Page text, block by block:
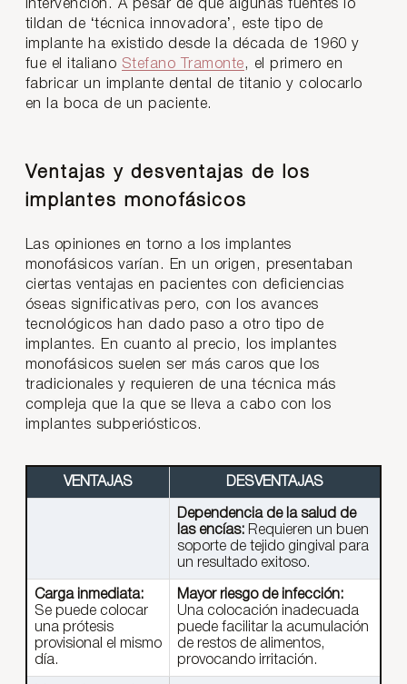
intervención. A pesar de que algunas fuentes lo
tildan de ‘técnica innovadora’, este tipo de
implante ha existido desde la década de 1960 y
fue el italiano Stefano Tramonte , el primero en
fabricar un implante dental de titanio y colocarlo
en la boca de un paciente.
Ventajas y desventajas de los
implantes monofásicos
Las opiniones en torno a los implantes
monofásicos varían. En un origen, presentaban
ciertas ventajas en pacientes con deficiencias
óseas significativas pero, con los avances
tecnológicos han dado paso a otro tipo de
implantes. En cuanto al precio, los implantes
monofásicos suelen ser más caros que los
tradicionales y requieren de una técnica más
compleja que la que se lleva a cabo con los
implantes subperiósticos.
VENTAJAS DESVENTAJAS
Dependencia de la salud de
las encías: Requieren un buen
soporte de tejido gingival para
un resultado exitoso.
Carga inmediata:
Se puede colocar
una prótesis
provisional el mismo
día.
Mayor riesgo de infección:
Una colocación inadecuada
puede facilitar la acumulación
de restos de alimentos,
provocando irritación.